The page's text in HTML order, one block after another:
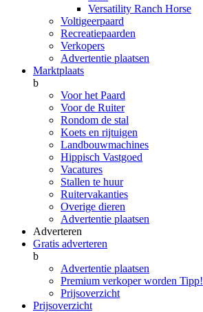
Versatility Ranch Horse
Voltigeerpaard
Recreatiepaarden
Verkopers
Advertentie plaatsen
Marktplaats
b
Voor het Paard
Voor de Ruiter
Rondom de stal
Koets en rijtuigen
Landbouwmachines
Hippisch Vastgoed
Vacatures
Stallen te huur
Ruitervakanties
Overige dieren
Advertentie plaatsen
Adverteren
Gratis adverteren
b
Advertentie plaatsen
Premium verkoper worden Tipp!
Prijsoverzicht
Prijsoverzicht